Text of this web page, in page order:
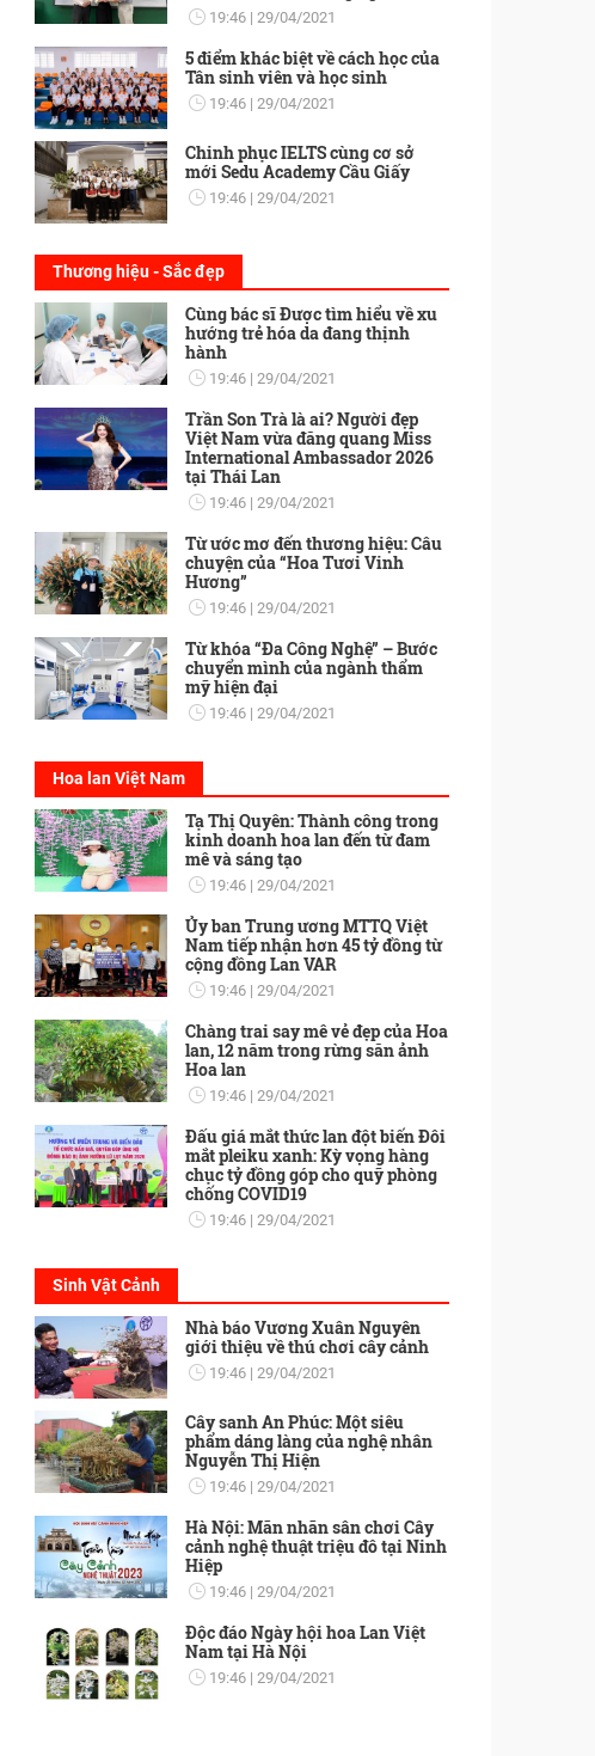
19:46 29/04/2021
5 điểm khác biệt về cách học của
Tân sinh viên và học sinh
19:46 29/04/2021
Chinh phục IELTS cùng cơ sở
mới Sedu Academy Cầu Giấy
19:46 29/04/2021
Thương hiệu - Sắc đẹp
Cùng bác sĩ Được tìm hiểu về xu
hướng trẻ hóa da đang thịnh
hành
19:46 29/04/2021
Trần Son Trà là ai? Người đẹp
Việt Nam vừa đăng quang Miss
International Ambassador 2026
tại Thái Lan
19:46 29/04/2021
Từ ước mơ đến thương hiệu: Câu
chuyện của “Hoa Tươi Vinh
Hương”
19:46 29/04/2021
Từ khóa “Đa Công Nghệ” – Bước
chuyển mình của ngành thẩm
mỹ hiện đại
19:46 29/04/2021
Hoa lan Việt Nam
Tạ Thị Quyên: Thành công trong
kinh doanh hoa lan đến từ đam
mê và sáng tạo
19:46 29/04/2021
Ủy ban Trung ương MTTQ Việt
Nam tiếp nhận hơn 45 tỷ đồng từ
cộng đồng Lan VAR
19:46 29/04/2021
Chàng trai say mê vẻ đẹp của Hoa
lan, 12 năm trong rừng săn ảnh
Hoa lan
19:46 29/04/2021
Đấu giá mắt thức lan đột biến Đôi
mắt pleiku xanh: Kỳ vọng hàng
chục tỷ đồng góp cho quỹ phòng
chống COVID19
19:46 29/04/2021
Sinh Vật Cảnh
Nhà báo Vương Xuân Nguyên
giới thiệu về thú chơi cây cảnh
19:46 29/04/2021
Cây sanh An Phúc: Một siêu
phẩm dáng làng của nghệ nhân
Nguyễn Thị Hiện
19:46 29/04/2021
Hà Nội: Mãn nhãn sân chơi Cây
cảnh nghệ thuật triệu đô tại Ninh
Hiệp
19:46 29/04/2021
Độc đáo Ngày hội hoa Lan Việt
Nam tại Hà Nội
19:46 29/04/2021